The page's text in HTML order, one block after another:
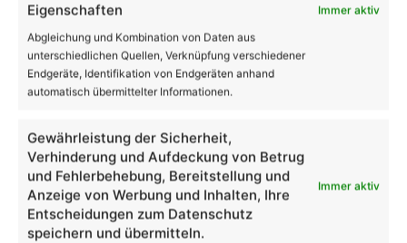
Eigenschaften
Immer aktiv
Abgleichung und Kombination von Daten aus
unterschiedlichen Quellen, Verknüpfung verschiedener
Endgeräte, Identifikation von Endgeräten anhand
automatisch übermittelter Informationen.
Gewährleistung der Sicherheit,
Verhinderung und Aufdeckung von Betrug
und Fehlerbehebung, Bereitstellung und
Anzeige von Werbung und Inhalten, Ihre
Entscheidungen zum Datenschutz
speichern und übermitteln.
Immer aktiv
Volltextsuche